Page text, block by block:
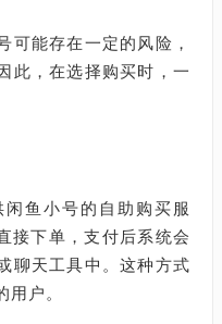
可能存在一定的风险，
此，在选择购买时，一
鱼小号的自助购买服
接下单，支付后系统会
聊天工具中。这种方式
户。